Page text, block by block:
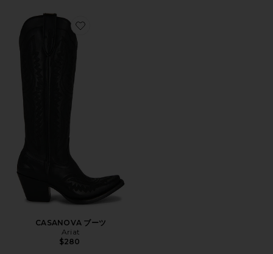
Favorite CASANOVA ブーツ
CASANOVA ブーツ
Ariat
$280